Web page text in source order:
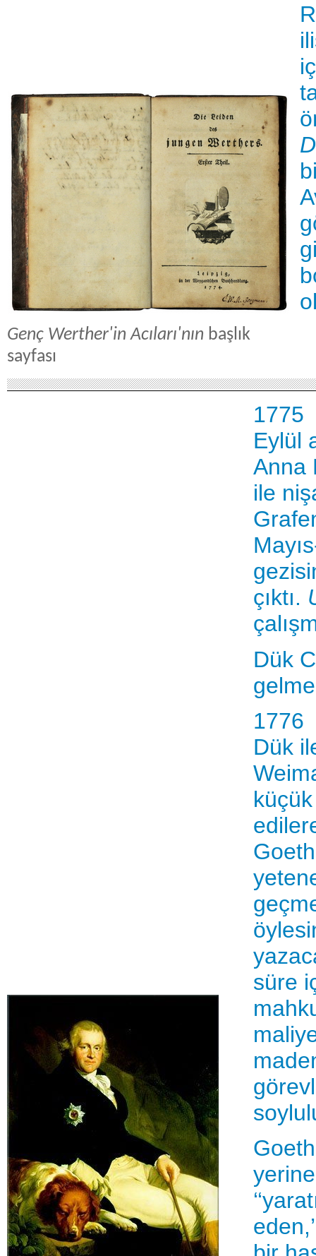
Genç Werther'in Acıları'nın başlık
sayfası
1775
Eylül
Anna
ile
çıktı.
Dük
1776
Dük
küçük
süre